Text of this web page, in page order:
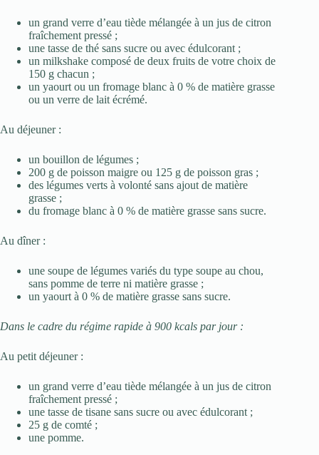
un grand verre d’eau tiède mélangée à un jus de citron
fraîchement pressé ;
une tasse de thé sans sucre ou avec édulcorant ;
un milkshake composé de deux fruits de votre choix de
150 g chacun ;
un yaourt ou un fromage blanc à 0 % de matière grasse
ou un verre de lait écrémé.
Au déjeuner :
un bouillon de légumes ;
200 g de poisson maigre ou 125 g de poisson gras ;
des légumes verts à volonté sans ajout de matière
grasse ;
du fromage blanc à 0 % de matière grasse sans sucre.
Au dîner :
une soupe de légumes variés du type soupe au chou,
sans pomme de terre ni matière grasse ;
un yaourt à 0 % de matière grasse sans sucre.
Dans le cadre du régime rapide à 900 kcals par jour :
Au petit déjeuner :
un grand verre d’eau tiède mélangée à un jus de citron
fraîchement pressé ;
une tasse de tisane sans sucre ou avec édulcorant ;
25 g de comté ;
une pomme.